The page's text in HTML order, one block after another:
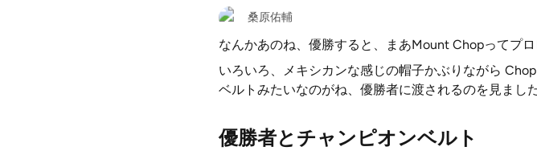
桑原佑輔
なんかあのね、優勝すると、まあMount Chopってプ
いろいろ、メキシカンな感じの帽子かぶりながら
ベルトみたいなのがね、優勝者に渡されるのを見ました
優勝者とチャンピオンベルト